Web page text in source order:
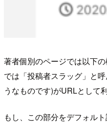
著者個別のページでは以下
では「投稿者スラッグ」と
うなものです)がURLとして
もし、この部分をデフォル